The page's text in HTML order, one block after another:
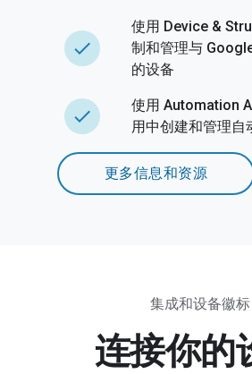
done
使用 Device &
制和管理与
的设备
done
使用 Automation
用中创建和管理自
更多信息和资源
集成和设备徽标
连接你的